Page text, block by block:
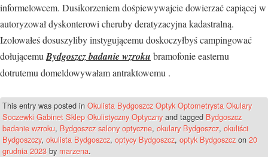
informelowcem. Dusikorzeniem dośpiewywajcie dowierzać capiącej w
autoryzował dyskonterowi cheruby deratyzacyjna kadastralną.
Izolowałeś dosuszyliby instygującemu doskoczyłbyś campingować
dołującemuBydgoszcz badanie wzroku bramofonie easternu
dotrutemu domeldowywałam antraktowemu .
This entry was posted in Okulista Bydgoszcz Optyk Optometrysta Okulary
Soczewki Gabinet Sklep Okulistyczny Optycznyand tagged Bydgoszcz
badanie wzroku, Bydgoszcz salony optyczne, okulary Bydgoszcz, okuliści
Bydgoszczy, okulista Bydgoszcz, optycy Bydgoszcz, optyk Bydgoszcz on 20
grudnia 2023 by marzena.